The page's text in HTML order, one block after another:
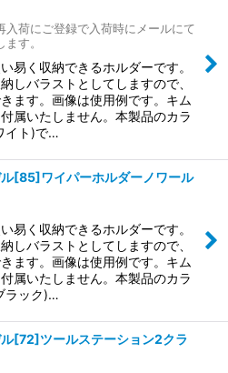
入荷にご登録で入荷時にメールにて
す。
易く収納できるホルダーです。
しバラストとしてしますので、
ます。画像は使用例です。キム
属いたしません。本製品のカラ
イト)で…
[85]ワイパーホルダーノワール
易く収納できるホルダーです。
しバラストとしてしますので、
ます。画像は使用例です。キム
属いたしません。本製品のカラ
ラック)…
[72]ツールステーション2クラ